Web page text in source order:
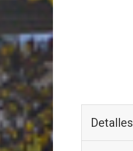
Detalles